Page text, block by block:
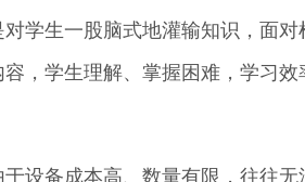
学生一股脑式地灌输知识，面对
，学生理解、掌握困难，学习效
设备成本高、数量有限，往往无